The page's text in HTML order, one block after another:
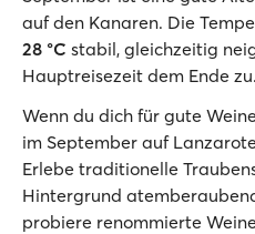
auf den Kanaren. Die
28 °C stabil, gleichzeitig
Hauptreisezeit dem Ende zu.
Wenn du dich für gute
im September auf
Erlebe traditionelle
Hintergrund
probiere renommierte